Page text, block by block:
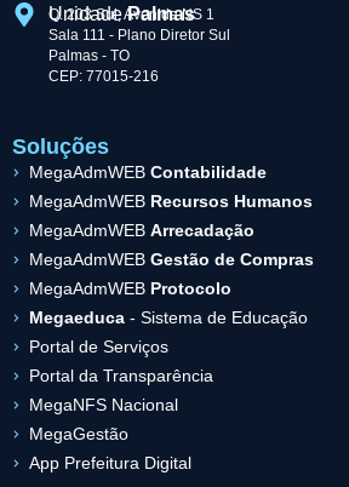
UnidadePalmas
Q. 203 Sul, Avenida NS 1
Sala 111 - Plano Diretor Sul
Palmas - TO
CEP: 77015-216
Soluções
MegaAdmWEB Contabilidade
MegaAdmWEB Recursos Humanos
MegaAdmWEB Arrecadação
MegaAdmWEB Gestão de Compras
MegaAdmWEB Protocolo
Megaeduca- Sistema de Educação
Portal de Serviços
Portal da Transparência
MegaNFS Nacional
MegaGestão
App Prefeitura Digital